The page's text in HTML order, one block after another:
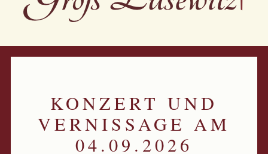
KONZERT UND
VERNISSAGE AM
04.09.2026
Traumschloss
Orchideengarten